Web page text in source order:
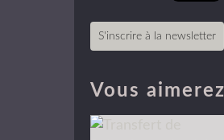
S'inscrire à la newsletter
Vous